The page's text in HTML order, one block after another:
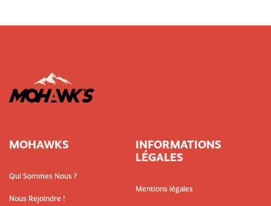
MOHAWKS
Qui Sommes Nous ?
Nous Rejoindre !
INFORMATIONS
LÉGALES
Mentions légales